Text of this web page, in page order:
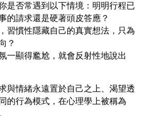
是否常遇到以下情境：明明行程已
的請求還是硬著頭皮答應？
習慣性隱藏自己的真實想法，只為
？
一顯得尷尬，就會反射性地說出
與情緒永遠置於自己之上、渴望透
的行為模式，在心理學上被稱為